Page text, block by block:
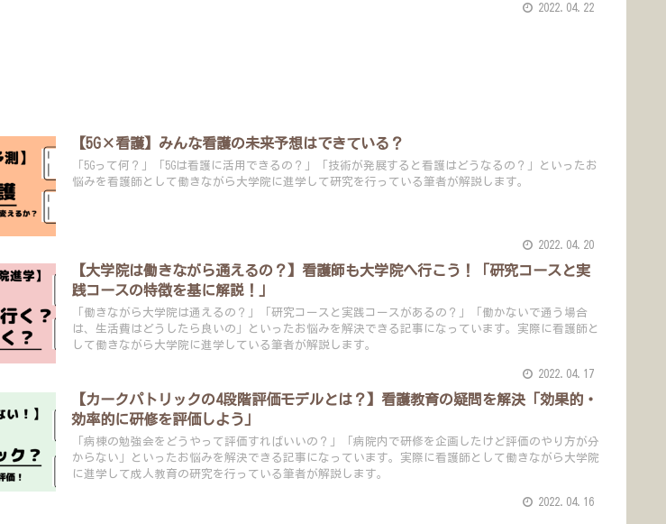
2022.04.22
【5G×看護】みんな看護の未来予想はできている？
「5Gって何？」「5Gは看護に活用できるの？」「技術が発展すると看護はどうなるの？」といったお
悩みを看護師として働きながら大学院に進学して研究を行っている筆者が解説します。
2022.04.20
【大学院は働きながら通えるの？】看護師も大学院へ行こう！「研究コースと実
践コースの特徴を基に解説！」
「働きながら大学院は通えるの？」「研究コースと実践コースがあるの？」「働かないで通う場合
は、生活費はどうしたら良いの」といったお悩みを解決できる記事になっています。実際に看護師と
して働きながら大学院に進学している筆者が解説します。
2022.04.17
【カークパトリックの4段階評価モデルとは？】看護教育の疑問を解決「効果的・
効率的に研修を評価しよう」
「病棟の勉強会をどうやって評価すればいいの？」「病院内で研修を企画したけど評価のやり方が分
からない」といったお悩みを解決できる記事になっています。実際に看護師として働きながら大学院
に進学して成人教育の研究を行っている筆者が解説します。
2022.04.16